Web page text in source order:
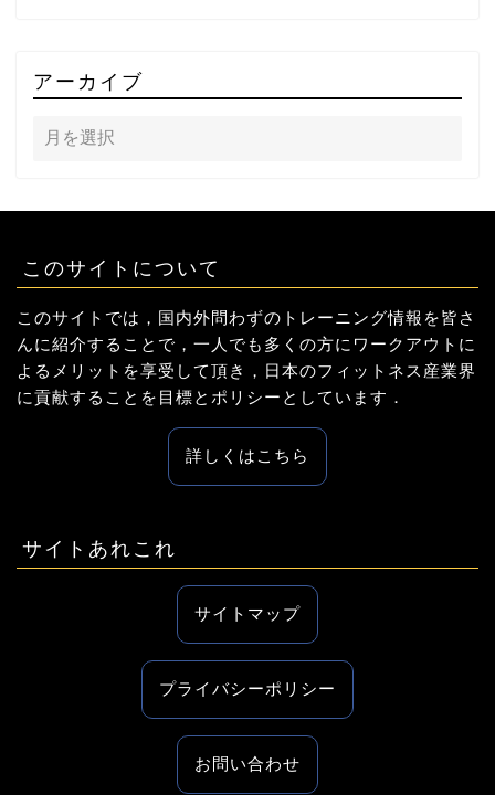
アーカイブ
このサイトについて
このサイトでは，国内外問わずのトレーニング情報を皆さ
んに紹介することで，一人でも多くの方にワークアウトに
よるメリットを享受して頂き，日本のフィットネス産業界
に貢献することを目標とポリシーとしています．
詳しくはこちら
サイトあれこれ
サイトマップ
プライバシーポリシー
お問い合わせ